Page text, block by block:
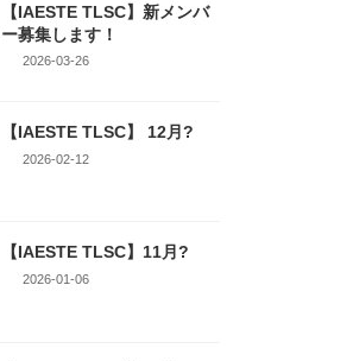
【IAESTE TLSC】新メンバ
ー募集します！
2026-03-26
【IAESTE TLSC】 12月?
2026-02-12
【IAESTE TLSC】11月?
2026-01-06